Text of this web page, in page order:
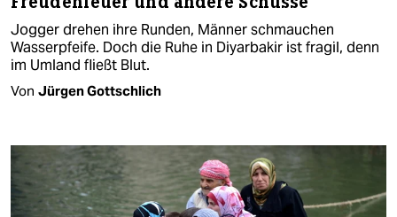
Jogger drehen ihre Runden, Männer schmauchen
Wasserpfeife. Doch die Ruhe in Diyarbakir ist fragil, denn
im Umland fließt Blut.
Von Jürgen Gottschlich